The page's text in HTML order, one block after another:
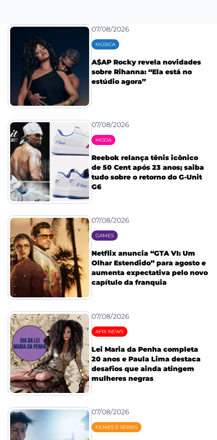
07/08/2026
MÚSICA
A$AP Rocky revela novidades
sobre Rihanna: “Ela está no
estúdio agora”
07/08/2026
MODA
Reebok relança tênis icônico
de 50 Cent após 23 anos; saiba
tudo sobre o retorno do G-Unit
G6
07/08/2026
GAMES
Netflix anuncia “GTA VI: Um
Olhar Estendido” para agosto e
aumenta expectativa pelo novo
capítulo da franquia
07/08/2026
AFRI NEWS
Lei Maria da Penha completa
20 anos e Paula Lima destaca
desafios que ainda atingem
mulheres negras
07/08/2026
FILMES E SÉRIES